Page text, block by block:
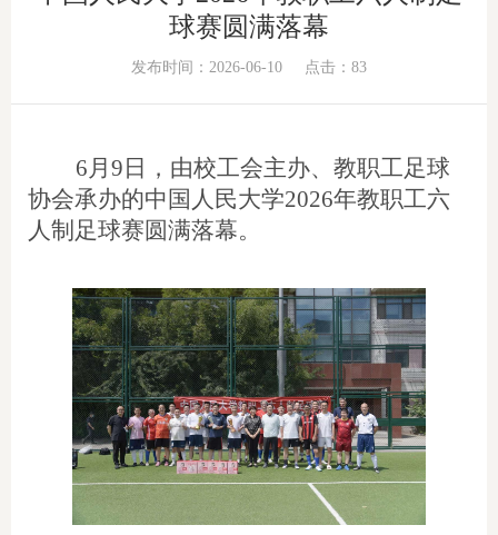
球赛圆满落幕
发布时间：2026-06-10 点击： 83
6月9日，由校工会主办、教职工足球
协会承办的中国人民大学2026年教职工六
人制足球赛圆满落幕。